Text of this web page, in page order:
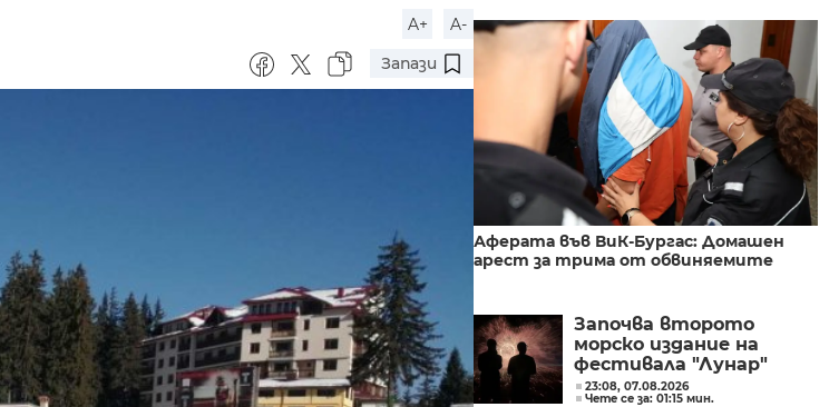
A+
A-
Запази
Аферата във ВиК-Бургас: Домашен
арест за трима от обвиняемите
Започва второто
морско издание на
фестивала "Лунар"
23:08, 07.08.2026
Чете се за: 01:15 мин.